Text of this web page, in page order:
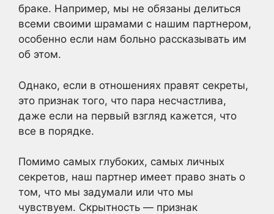
браке. Например, мы не обязаны делиться
всеми своими шрамами с нашим партнером,
особенно если нам больно рассказывать им
об этом.
Однако, если в отношениях правят секреты,
это признак того, что пара несчастлива,
даже если на первый взгляд кажется, что
все в порядке.
Помимо самых глубоких, самых личных
секретов, наш партнер имеет право знать о
том, что мы задумали или что мы
чувствуем. Скрытность — признак